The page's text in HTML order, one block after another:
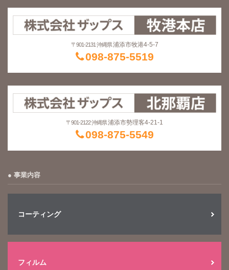
〒901-2131 沖縄県 浦添市牧港4-5-7
098-875-5519
〒901-2122 沖縄県浦添市勢理客4-21-1
098-875-5549
事業内容
コーティング
フィルム